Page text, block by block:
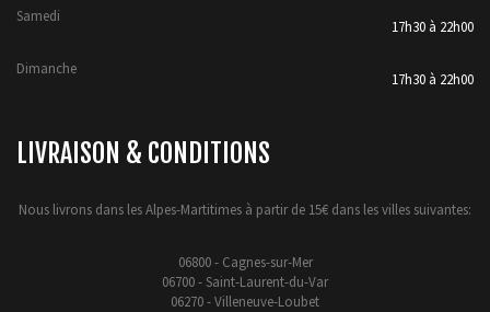
Samedi
17h30 à 22h00
Dimanche
17h30 à 22h00
LIVRAISON & CONDITIONS
Nous livrons dans les Alpes-Martitimes à partir de 15€ dans les villes suivantes:
06800 - Cagnes-sur-Mer
06700 - Saint-Laurent-du-Var
06270 - Villeneuve-Loubet